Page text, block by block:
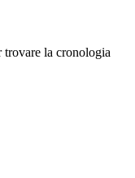
trovare la cronologia